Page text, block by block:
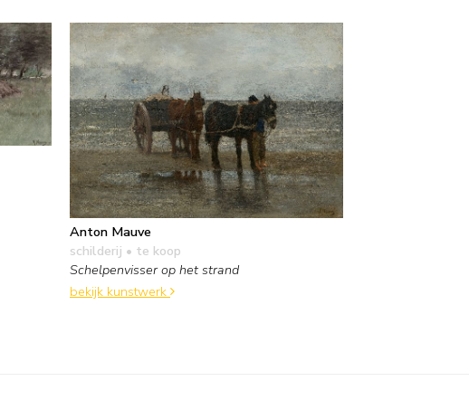
Anton Mauve
schilderij • te koop
Schelpenvisser op het strand
bekijk kunstwerk